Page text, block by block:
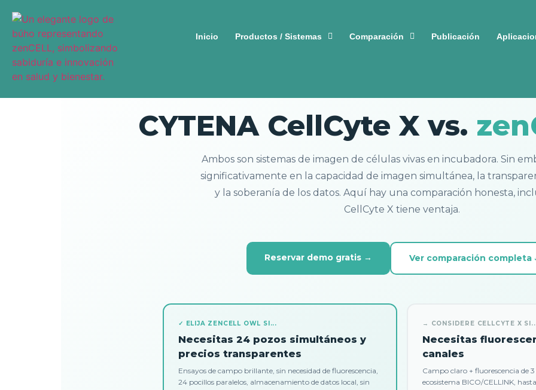
Inicio Productos / Sistemas Comparación Publicación
CYTENA CellCyte X vs.
Ambos son sistemas de imagen de células vivas en incubadora. Sin
significativamente en la capacidad de imagen simultánea, la
y la soberanía de los datos. Aquí hay una comparación honesta,
CellCyte X tiene ventaja.
Reservar demo gratis → Ver comparación completa
✓ ELIJA ZENCELL OWL SI...
Necesitas 24 pozos simultáneos y
precios transparentes
Ensayos de campo brillante, sin necesidad de fluorescencia,
24 pocillos paralelos, almacenamiento de datos local, sin
→ CONSIDERE CELLCYTE X
Necesitas
canales
Campo claro + fluorescencia de
ecosistema BICO/CELLINK,